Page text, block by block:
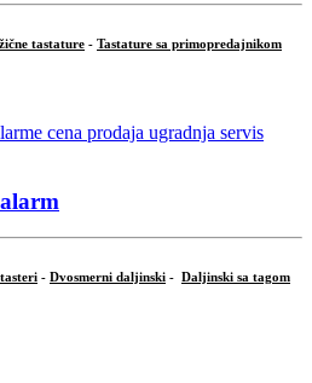
tastature - Tastature sa primopredajnikom
- Dvosmerni daljinski - Daljinski sa tagom